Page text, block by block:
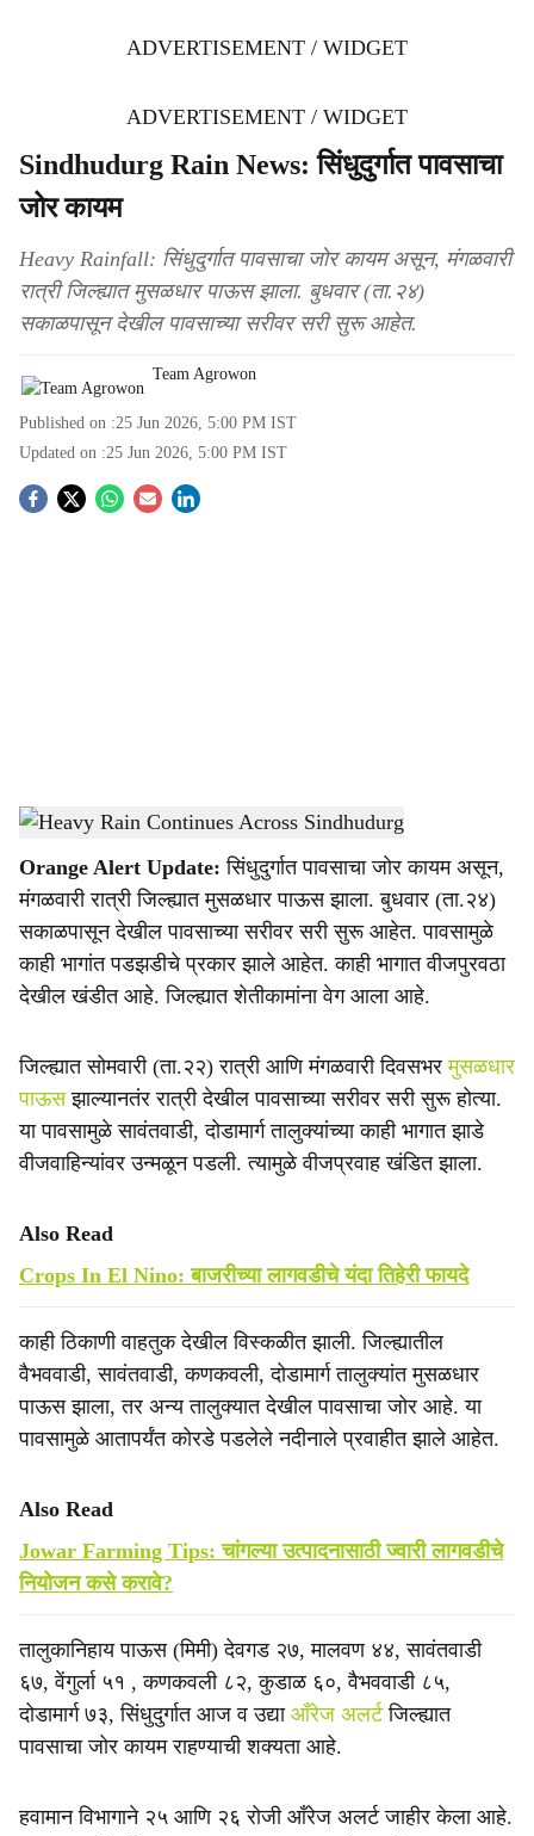
ADVERTISEMENT / WIDGET
ADVERTISEMENT / WIDGET
Sindhudurg Rain News: सिंधुदुर्गात पावसाचा
जोर कायम
Heavy Rainfall: सिंधुदुर्गात पावसाचा जोर कायम असून, मंगळवारी
रात्री जिल्ह्यात मुसळधार पाऊस झाला. बुधवार (ता.२४)
सकाळपासून देखील पावसाच्या सरीवर सरी सुरू आहेत.
Team Agrowon
Published on :25 Jun 2026, 5:00 PM IST
Updated on :25 Jun 2026, 5:00 PM IST
S
a
r
e
Heavy Rain Continues Across Sindhudurg-Agrowon
Orange Alert Update: सिंधुदुर्गात पावसाचा जोर कायम असून,
मंगळवारी रात्री जिल्ह्यात मुसळधार पाऊस झाला. बुधवार (ता.२४)
सकाळपासून देखील पावसाच्या सरीवर सरी सुरू आहेत. पावसामुळे
काही भागांत पडझडीचे प्रकार झाले आहेत. काही भागात वीजपुरवठा
देखील खंडीत आहे. जिल्ह्यात शेतीकामांना वेग आला आहे.
जिल्ह्यात सोमवारी (ता.२२) रात्री आणि मंगळवारी दिवसभरमुसळधार
पाऊसझाल्यानतंर रात्री देखील पावसाच्या सरीवर सरी सुरू होत्या.
या पावसामुळे सावंतवाडी, दोडामार्ग तालुक्यांच्या काही भागात झाडे
वीजवाहिन्यांवर उन्मळून पडली. त्यामुळे वीजप्रवाह खंडित झाला.
Also Read
Crops In El Nino: बाजरीच्या लागवडीचे यंदा तिहेरी फायदे
काही ठिकाणी वाहतुक देखील विस्कळीत झाली. जिल्ह्यातील
वैभववाडी, सावंतवाडी, कणकवली, दोडामार्ग तालुक्यांत मुसळधार
पाऊस झाला, तर अन्य तालुक्यात देखील पावसाचा जोर आहे. या
पावसामुळे आतापर्यंत कोरडे पडलेले नदीनाले प्रवाहीत झाले आहेत.
Also Read
Jowar Farming Tips: चांगल्या उत्पादनासाठी ज्वारी लागवडीचे
नियोजन कसे करावे?
तालुकानिहाय पाऊस (मिमी) देवगड २७, मालवण ४४, सावंतवाडी
६७, वेंगुर्ला ५१ , कणकवली ८२, कुडाळ ६०, वैभववाडी ८५,
दोडामार्ग ७३, सिंधुदुर्गात आज व उद्या आँरेज अलर्टजिल्ह्यात
पावसाचा जोर कायम राहण्याची शक्यता आहे.
हवामान विभागाने २५ आणि २६ रोजी आँरेज अलर्ट जाहीर केला आहे.